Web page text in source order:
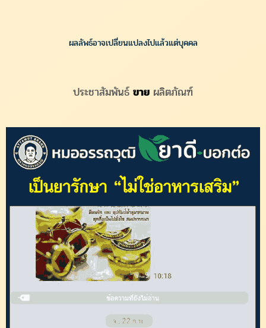
ผลลัพธ์อาจเปลี่ยนแปลงไปแล้วแต่บุคคล
ประชาสัมพันธ์ ขาย ผลิตภัณฑ์